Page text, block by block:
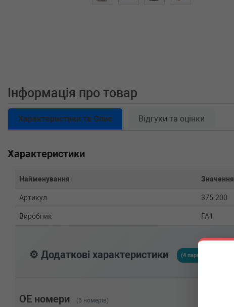
Інформація про товар
Характеристики та Опис Відгуки та оцінки
Характеристики
Найменування Значення
Артикул 375-200
Виробник FA1
⚙️ Додаткові характеристики (4 параметрів)
OE номери (6 номерів)